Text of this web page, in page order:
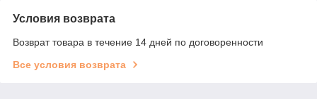
Условия возврата
Возврат товара в течение 14 дней по договоренности
Все условия возврата